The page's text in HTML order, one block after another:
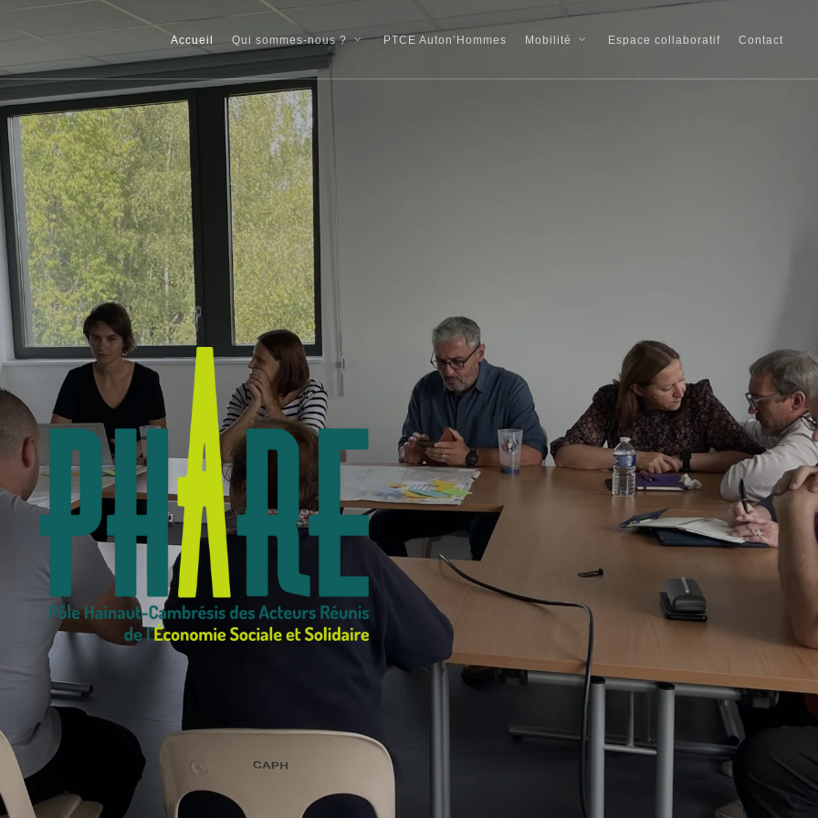
Accueil Qui sommes-nous ? PTCE Auton’Hommes Mobilité Espace collaboratif Contact